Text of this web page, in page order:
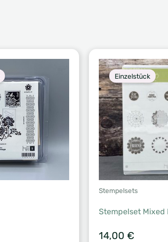
Einzelstück
Stempelsets
Stempelset Mixed
14,00 €